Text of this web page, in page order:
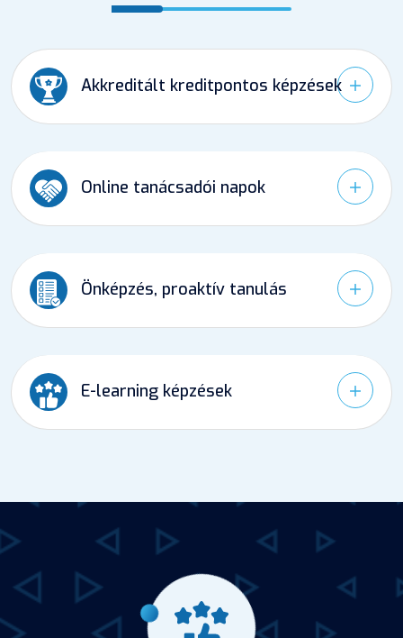
Akkreditált kreditpontos képzések
Online tanácsadói napok
Önképzés, proaktív tanulás
E-learning képzések